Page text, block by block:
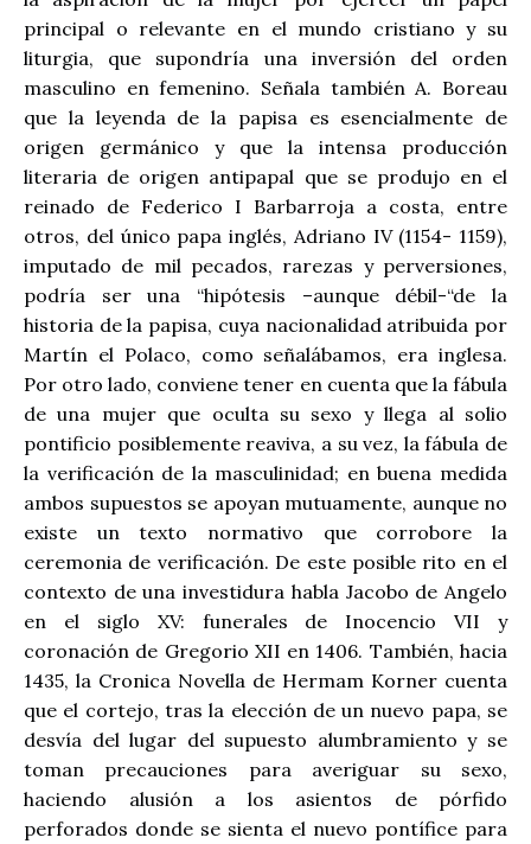
principal o relevante en el mundo cristiano y su
liturgia, que supondría una inversión del orden
masculino en femenino. Señala también A. Boreau
que la leyenda de la papisa es esencialmente de
origen germánico y que la intensa producción
literaria de origen antipapal que se produjo en el
reinado de Federico I Barbarroja a costa, entre
otros, del único papa inglés, Adriano IV (1154- 1159),
imputado de mil pecados, rarezas y perversiones,
podría ser una “hipótesis –aunque débil-“de la
historia de la papisa, cuya nacionalidad atribuida por
Martín el Polaco, como señalábamos, era inglesa.
Por otro lado, conviene tener en cuenta que la fábula
de una mujer que oculta su sexo y llega al solio
pontificio posiblemente reaviva, a su vez, la fábula de
la verificación de la masculinidad; en buena medida
ambos supuestos se apoyan mutuamente, aunque no
existe un texto normativo que corrobore la
ceremonia de verificación. De este posible rito en el
contexto de una investidura habla Jacobo de Angelo
en el siglo XV: funerales de Inocencio VII y
coronación de Gregorio XII en 1406. También, hacia
1435, la Cronica Novella de Hermam Korner cuenta
que el cortejo, tras la elección de un nuevo papa, se
desvía del lugar del supuesto alumbramiento y se
toman precauciones para averiguar su sexo,
haciendo alusión a los asientos de pórfido
perforados donde se sienta el nuevo pontífice para